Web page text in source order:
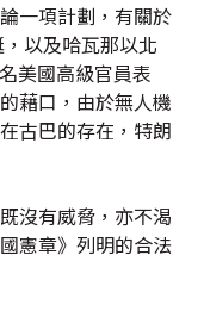
一項計劃，有關於
以及哈瓦那以北
美國高級官員表
藉口，由於無人機
古巴的存在，特朗
沒有威脅，亦不渴
憲章》列明的合法